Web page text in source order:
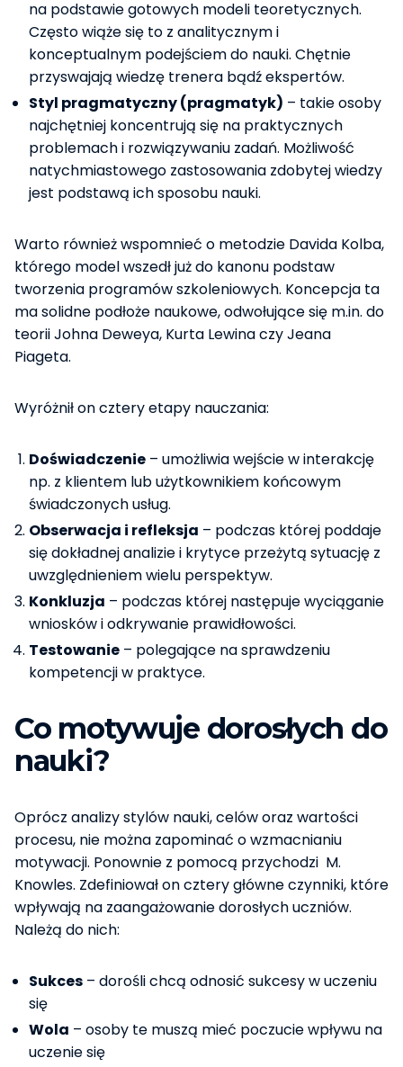
na podstawie gotowych modeli teoretycznych.
Często wiąże się to z analitycznym i
konceptualnym podejściem do nauki. Chętnie
przyswajają wiedzę trenera bądź ekspertów.
Styl pragmatyczny (pragmatyk) – takie osoby
najchętniej koncentrują się na praktycznych
problemach i rozwiązywaniu zadań. Możliwość
natychmiastowego zastosowania zdobytej wiedzy
jest podstawą ich sposobu nauki.
Warto również wspomnieć o metodzie Davida Kolba,
którego model wszedł już do kanonu podstaw
tworzenia programów szkoleniowych. Koncepcja ta
ma solidne podłoże naukowe, odwołujące się m.in. do
teorii Johna Deweya, Kurta Lewina czy Jeana
Piageta.
Wyróżnił on cztery etapy nauczania:
Doświadczenie – umożliwia wejście w interakcję
np. z klientem lub użytkownikiem końcowym
świadczonych usług.
Obserwacja i refleksja – podczas której poddaje
się dokładnej analizie i krytyce przeżytą sytuację z
uwzględnieniem wielu perspektyw.
Konkluzja – podczas której następuje wyciąganie
wniosków i odkrywanie prawidłowości.
Testowanie – polegające na sprawdzeniu
kompetencji w praktyce.
Co motywuje dorosłych do
nauki?
Oprócz analizy stylów nauki, celów oraz wartości
procesu, nie można zapominać o wzmacnianiu
motywacji. Ponownie z pomocą przychodzi M.
Knowles. Zdefiniował on cztery główne czynniki, które
wpływają na zaangażowanie dorosłych uczniów.
Należą do nich:
Sukces – dorośli chcą odnosić sukcesy w uczeniu
się
Wola – osoby te muszą mieć poczucie wpływu na
uczenie się